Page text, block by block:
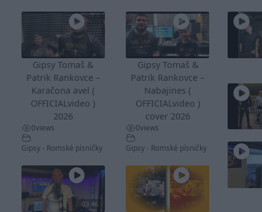
Gipsy Tomaš &
Patrik Rankovce –
Karačona avel (
OFFICIALvideo )
2026
0views
Gipsy - Romské písničky
Gipsy Tomaš &
Patrik Rankovce –
Nabajines (
OFFICIALvideo )
cover 2026
0views
Gipsy - Romské písničky
03:46